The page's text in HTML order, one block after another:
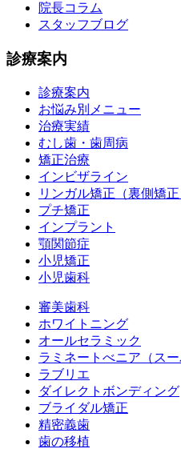
院長コラム
スタッフブログ
診療案内
診療案内
お悩み別メニュー
治療実績
むし歯・歯周病
矯正治療
インビザライン
リンガル矯正（裏側矯正
プチ矯正
インプラント
顎関節症
小児矯正
小児歯科
審美歯科
ホワイトニング
オールセラミック
ラミネートべニア （ス
ラブリエ
ダイレクトボンディング
ブライダル矯正
精密義歯
歯の移植